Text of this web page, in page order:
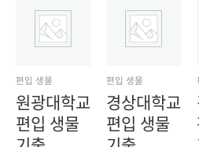
편입 생물
원광대학교
편입 생물
편입 생물
경상대학교
편입 생물